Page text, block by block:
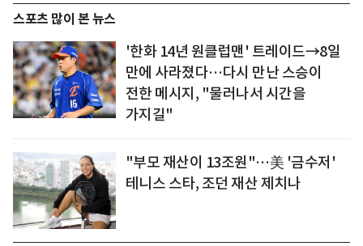
스포츠 많이 본 뉴스
'한화 14년 원클럽맨' 트레이드→8일
만에 사라졌다…다시 만난 스승이
전한 메시지, "물러나서 시간을
가지길"
"부모 재산이 13조원"…美 '금수저'
테니스 스타, 조던 재산 제치나